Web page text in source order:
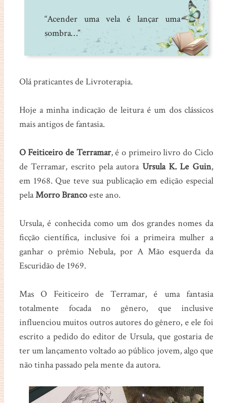
“Acender uma vela é lançar uma
sombra…”
Olá praticantes de Livroterapia.
Hoje a minha indicação de leitura é um dos clássicos
mais antigos de fantasia.
O Feiticeiro de Terramar, é o primeiro livro do Ciclo
de Terramar, escrito pela autora Ursula K. Le Guin,
em 1968. Que teve sua publicação em edição especial
pelaMorro Brancoeste ano.
Ursula, é conhecida como um dos grandes nomes da
ficção científica, inclusive foi a primeira mulher a
ganhar o prêmio Nebula, por A Mão esquerda da
Escuridão de 1969.
Mas O Feiticeiro de Terramar, é uma fantasia
totalmente focada no gênero, que inclusive
influenciou muitos outros autores do gênero, e ele foi
escrito a pedido do editor de Ursula, que gostaria de
ter um lançamento voltado ao público jovem, algo que
não tinha passado pela mente da autora.